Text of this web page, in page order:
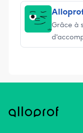
Grâce à